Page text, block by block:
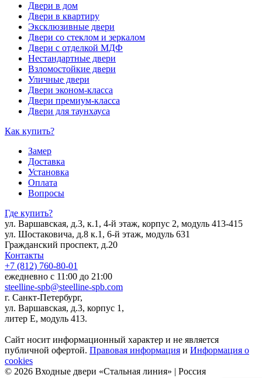
Двери в дом
Двери в квартиру
Эксклюзивные двери
Двери со стеклом и зеркалом
Двери с отделкой МДФ
Нестандартные двери
Взломостойкие двери
Уличные двери
Двери эконом-класса
Двери премиум-класса
Двери для таунхауса
Как купить?
Замер
Доставка
Установка
Оплата
Вопросы
Где купить?
ул. Варшавская, д.3, к.1, 4-й этаж, корпус 2, модуль 413-415
ул. Шостаковича, д.8 к.1, 6-й этаж, модуль 631
Гражданский проспект, д.20
Контакты
+7 (812) 760-80-01
ежедневно с 11:00 до 21:00
steelline-spb@steelline-spb.com
г. Санкт-Петербург,
ул. Варшавская, д.3, корпус 1,
литер Е, модуль 413.
Сайт носит информационный характер и не является
публичной офертой. Правовая информация и Информация о
cookies
© 2026 Входные двери «Стальная линия» | Россия